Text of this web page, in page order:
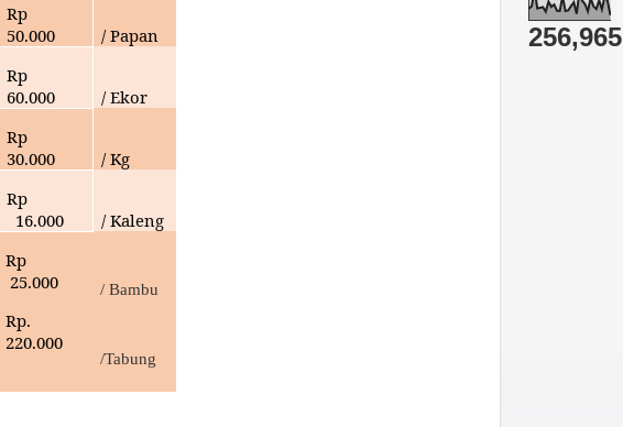
Rp
50.000 / Papan
Rp
60.000 / Ekor
Rp
30.000 / Kg
Rp
16.000
/ Kaleng
Rp
25.000
Rp.
220.000
/ Bambu
/Tabung
256,965